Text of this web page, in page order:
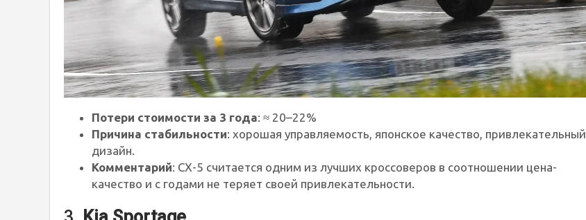
Потери стоимости за 3 года: ≈ 20–22%
Причина стабильности: хорошая управляемость, японское качество, привлекательный
дизайн.
Комментарий: CX-5 считается одним из лучших кроссоверов в соотношении цена-
качество и с годами не теряет своей привлекательности.